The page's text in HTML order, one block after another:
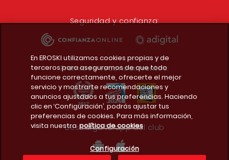
Seguridad y confianza:
Premios y reconocimientos:
Descarga la app del club
En EROSKI utilizamos cookies propias y de
terceros para asegurarnos de que todo
funcione correctamente, ofrecerte el mejor
servicio y mostrarte recomendaciones y
anuncios ajustados a tus preferencias. Haciendo
clic en ‘Configuración’, podrás ajustar tus
preferencias de cookies. Para más información,
visita nuestra política de cookies
Configuración